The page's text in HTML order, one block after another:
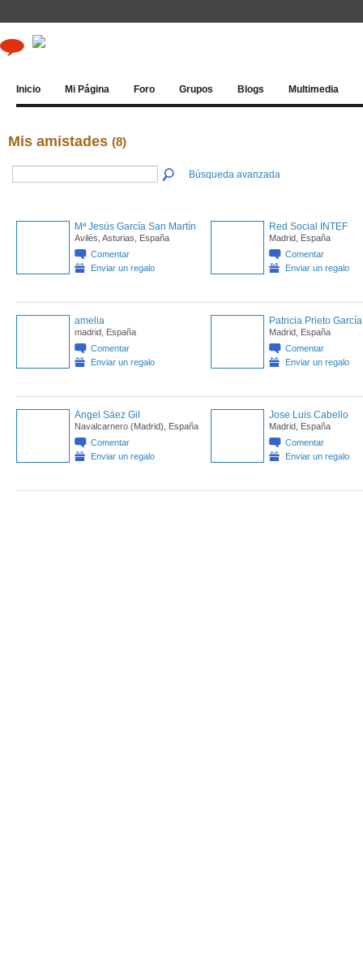
Inicio Mi Página Foro Grupos Blogs Multimedia
Mis amistades (8)
Búsqueda avanzada
Mª Jesús García San Martín
Avilés, Asturias, España
Comentar
Enviar un regalo
Red Social INTEF
Madrid, España
Comentar
Enviar un regalo
amelia
madrid, España
Comentar
Enviar un regalo
Patricia Prieto García
Madrid, España
Comentar
Enviar un regalo
Ángel Sáez Gil
Navalcarnero (Madrid), España
Comentar
Enviar un regalo
Jose Luis Cabello
Madrid, España
Comentar
Enviar un regalo